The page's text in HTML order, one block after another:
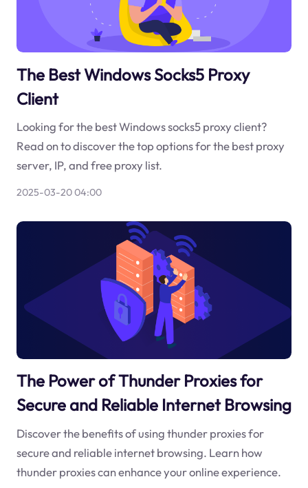
The Best Windows Socks5 Proxy
Client
Looking for the best Windows socks5 proxy client?
Read on to discover the top options for the best proxy
server, IP, and free proxy list.
2025-03-20 04:00
The Power of Thunder Proxies for
Secure and Reliable Internet Browsing
Discover the benefits of using thunder proxies for
secure and reliable internet browsing. Learn how
thunder proxies can enhance your online experience.